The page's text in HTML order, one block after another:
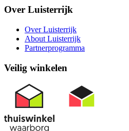
Over Luisterrijk
Over Luisterrijk
About Luisterrijk
Partnerprogramma
Veilig winkelen